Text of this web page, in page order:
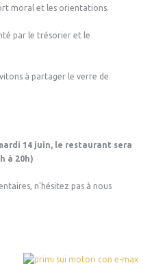
moral et les orientations.
par le trésorier et le
à partager le verre de
14 juin, le restaurant sera
à 20h)
n'hésitez pas à nous